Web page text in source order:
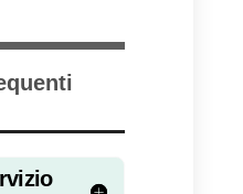
l’idea di acquistare
servizio.
dovremmo